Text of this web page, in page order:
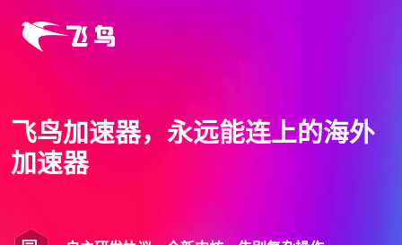
飞鸟加速器，永远能连上的海外
加速器